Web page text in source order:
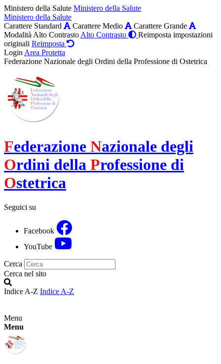
Ministero della Salute Ministero della Salute
Ministero della Salute
Carattere Standard
Carattere Medio
Carattere Grande
Modalità Alto Contrasto Alto Contrasto
Reimposta impostazioni
originali Reimposta
Login Area Protetta
Federazione Nazionale degli Ordini della Professione di Ostetrica
Federazione Nazionale degli
Ordini della Professione di
Ostetrica
Seguici su
Facebook
YouTube
Cerca
Cerca nel sito
Indice A-Z Indice A-Z
Menu
Menu